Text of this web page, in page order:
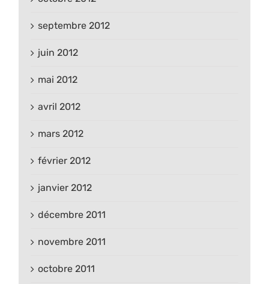
septembre 2012
juin 2012
mai 2012
avril 2012
mars 2012
février 2012
janvier 2012
décembre 2011
novembre 2011
octobre 2011